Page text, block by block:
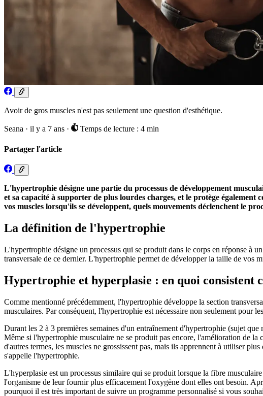
Avoir de gros muscles n'est pas seulement une question d'esthétique.
Seana · il y a 7 ans · Temps de lecture : 4 min
Partager l'article
L'hypertrophie désigne une partie du processus de développement
et sa capacité à supporter de plus lourdes charges, et le protège
vos muscles lorsqu'ils se développent, quels mouvements déclenchent le
La définition de l'hypertrophie
L'hypertrophie désigne un processus qui se produit dans le corps en réponse à
transversale de ce dernier. L'hypertrophie permet de développer la taille de vos
Hypertrophie et hyperplasie : en quoi consistent
Comme mentionné précédemment, l'hypertrophie développe la section
musculaires. Par conséquent, l'hypertrophie est nécessaire non seulement pour
Durant les 2 à 3 premières semaines d'un entraînement d'hypertrophie (sujet
Même si l'hypertrophie musculaire ne se produit pas encore, l'amélioration de la
d'autres termes, les muscles ne grossissent pas, mais ils apprennent à utiliser
s'appelle l'hypertrophie.
L'hyperplasie est un processus similaire qui se produit lorsque la fibre
l'organisme de leur fournir plus efficacement l'oxygène dont elles ont besoin.
pourquoi il est très important de suivre un programme personnalisé si vous